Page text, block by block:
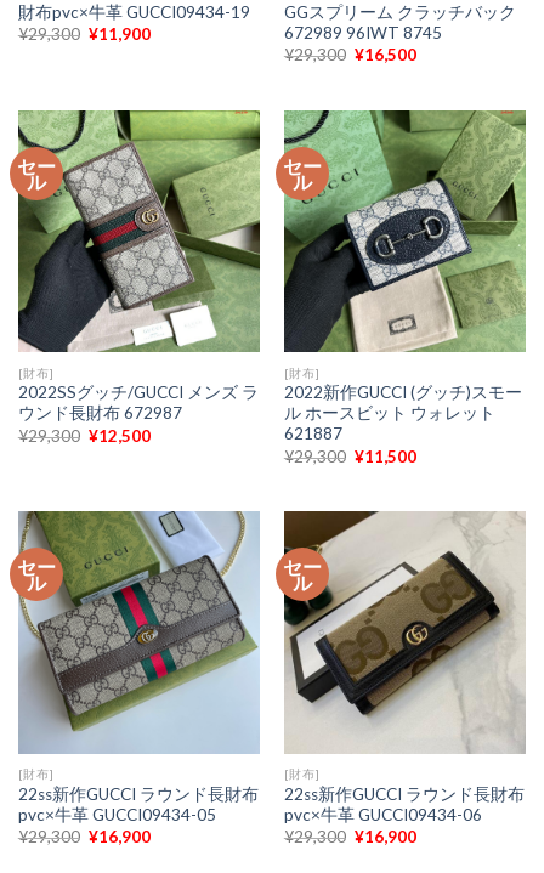
財布pvc×牛革 GUCCI09434-19
¥29,300 元
¥29,300
で
し
た。
¥11,900現
は
¥11,900
で
す。
GGスプリーム クラッチバック
672989 96IWT 8745
¥29,300 元
は
¥29,300
で
し
た。
¥16,500現
格
は
¥16,500
す。
セー
ル
[財布]
2022SSグッチ/GUCCI メンズ ラ
ウンド長財布 672987
¥29,300 元
¥29,300
で
し
た。
¥12,500現
は
¥12,500
で
す。
セー
ル
[財布]
2022新作GUCCI (グッチ)スモー
ル ホースビット ウォレット
621887
¥29,300 元
は
た。
¥11,500現
¥11,500
で
す。
セー
ル
[財布]
22ss新作GUCCI ラウンド長財布
pvc×牛革 GUCCI09434-05
¥29,300 元
¥16,900現
セー
ル
[財布]
22ss新作GUCCI ラウンド長財布
pvc×牛革 GUCCI09434-06
¥29,300 元
¥16,900現